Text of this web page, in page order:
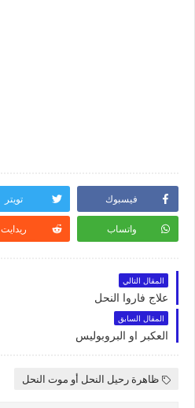
فيسبوك تويتر
واتساب ريدايت
المقال التالي
علاج فاروا النحل
المقال السابق
العكبر او البروبوليس
ظاهرة رحيل النحل أو موت النحل